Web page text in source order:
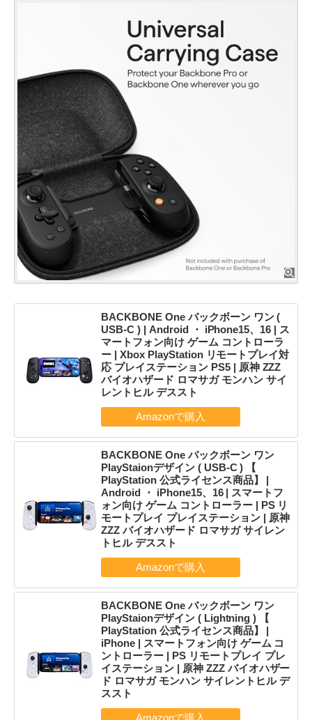
BACKBONE One バックボーン ワン (
USB-C ) | Android ・ iPhone15、16 | ス
マートフォン向け ゲーム コントローラ
ー | Xbox PlayStation リモートプレイ対
応 プレイステーション PS5 | 原神 ZZZ
バイオハザード ロマサガ モンハン サイ
レントヒル デススト
BACKBONE One バックボーン ワン
PlayStaionデザイン ( USB-C ) 【
PlayStation 公式ライセンス商品】 |
Android ・ iPhone15、16 | スマートフ
ォン向け ゲーム コントローラー | PS リ
モートプレイ プレイステーション | 原神
ZZZ バイオハザード ロマサガ サイレン
トヒル デススト
BACKBONE One バックボーン ワン
PlayStaionデザイン ( Lightning ) 【
PlayStation 公式ライセンス商品】 |
iPhone | スマートフォン向け ゲーム コ
ントローラー | PS リモートプレイ プレ
イステーション | 原神 ZZZ バイオハザー
ド ロマサガ モンハン サイレントヒル デ
ススト